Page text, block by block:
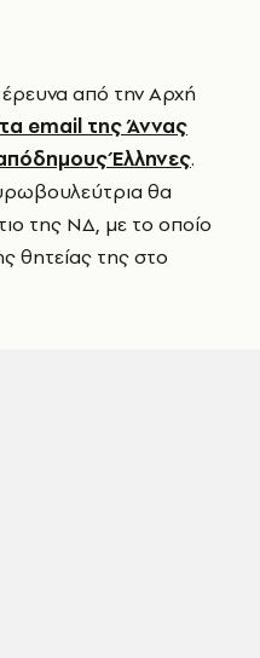
έρευνα από την Αρχή
email της Άννας
Έλληνες.
θα
της ΝΔ, με το οποίο
θητείας της στο